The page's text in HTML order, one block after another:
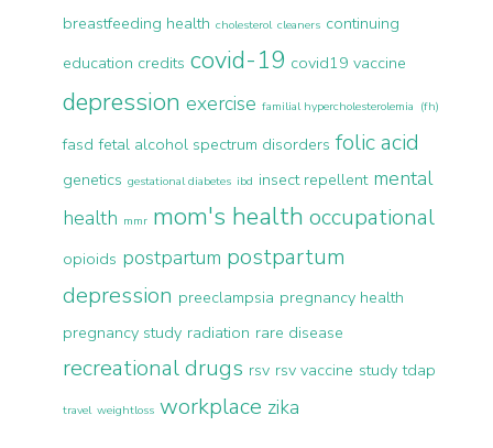
breastfeeding health cholesterol cleaners continuing
education credits covid-19 covid19 vaccine
depression exercise familial hypercholesterolemia (fh)
fasd fetal alcohol spectrum disorders folic acid
genetics gestational diabetes ibd insect repellent mental
health mmr mom's health occupational
opioids postpartum postpartum
depression preeclampsia pregnancy health
pregnancy study radiation rare disease
recreational drugs rsv rsv vaccine study tdap
travel weightloss workplace zika